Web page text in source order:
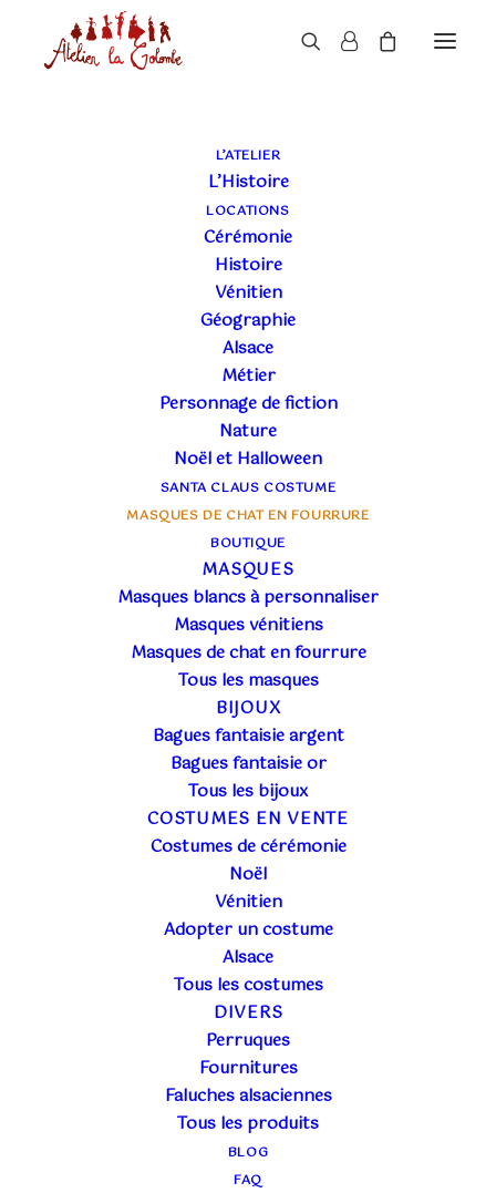
L’ATELIER
L’Histoire
LOCATIONS
Cérémonie
Histoire
Vénitien
Géographie
Alsace
Métier
Personnage de fiction
Nature
Noël et Halloween
SANTA CLAUS COSTUME
MASQUES DE CHAT EN FOURRURE
BOUTIQUE
MASQUES
Masques blancs à personnaliser
Masques vénitiens
Masques de chat en fourrure
Tous les masques
BIJOUX
Bagues fantaisie argent
Bagues fantaisie or
Tous les bijoux
COSTUMES EN VENTE
Costumes de cérémonie
Noël
Vénitien
Adopter un costume
Alsace
Tous les costumes
DIVERS
Perruques
Fournitures
Faluches alsaciennes
Tous les produits
BLOG
FAQ
MASQUES DE CHAT
EN FOURRURE
A l’Atelier, nous servons la Beauté sous toutes ses
formes. Nous la valorisons par le choix des
matières que nous travaillons. Nous la célébrons
par notre savoir-faire et notre attention aux
détails. Nos masques de chat en fourrure naissent
UN MASQUE DE CHAT
Pour tous les ailurophiles (=amoureux des chats),
nos masques de chat en fourrure sont les cadeaux
idéaux à offrir ou à s’offrir.